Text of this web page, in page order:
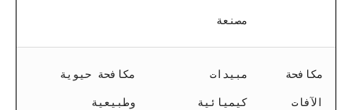
مصنعة
مكافحة
الآفات
مبيدات
كيميائية
مكافحة حيوية
وطبيعية